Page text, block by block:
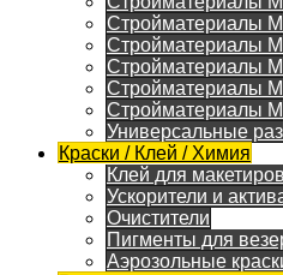
Стройматериалы
Стройматериалы
Стройматериалы
Стройматериалы
Стройматериалы
Универсальные
Краски / Клей / Химия
Клей для
Ускорители и
Очистители
Пигменты для
Аэрозольные